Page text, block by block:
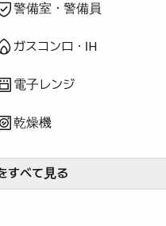
警備室・警備員
ガスコンロ・IH
電子レンジ
乾燥機
すべて見る